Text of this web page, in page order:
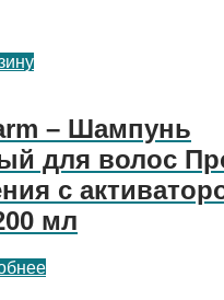
– Шампунь
для волос
с
мл